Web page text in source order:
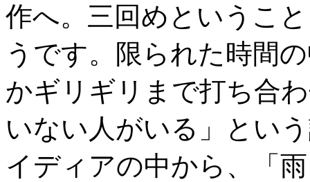
作へ。三回めというこ
うです。限られた時間
かギリギリまで打ち合
いない人がいる」とい
イディアの中から、「